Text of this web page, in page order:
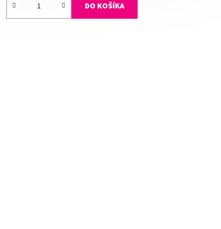
DO KOŠÍKA